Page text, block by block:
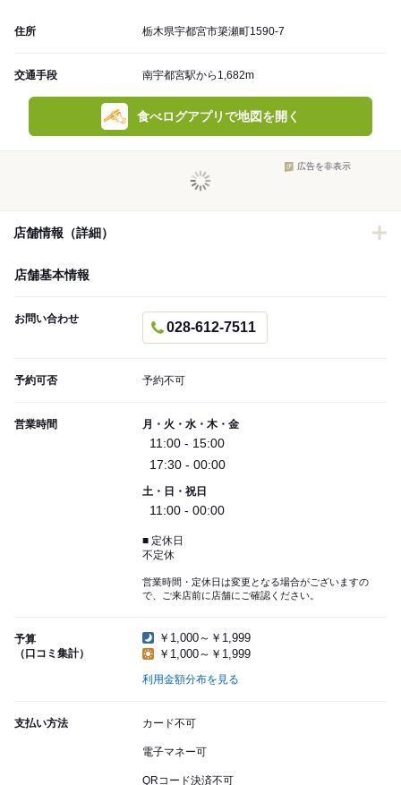
住所 栃木県宇都宮市簗瀬町1590-7
交通手段 南宇都宮駅から1,682m
食べログアプリで地図を開く
広告を非表示
店舗情報（詳細）
店舗基本情報
お問い合わせ
028-612-7511
予約可否 予約不可
営業時間 月・火・水・木・金
11:00 - 15:00
17:30 - 00:00
土・日・祝日
11:00 - 00:00
■ 定休日
不定休
営業時間・定休日は変更となる場合がございますの
で、ご来店前に店舗にご確認ください。
予算
（口コミ集計）
￥1,000～￥1,999
￥1,000～￥1,999
利用金額分布を見る
支払い方法 カード不可
電子マネー可
QRコード決済不可